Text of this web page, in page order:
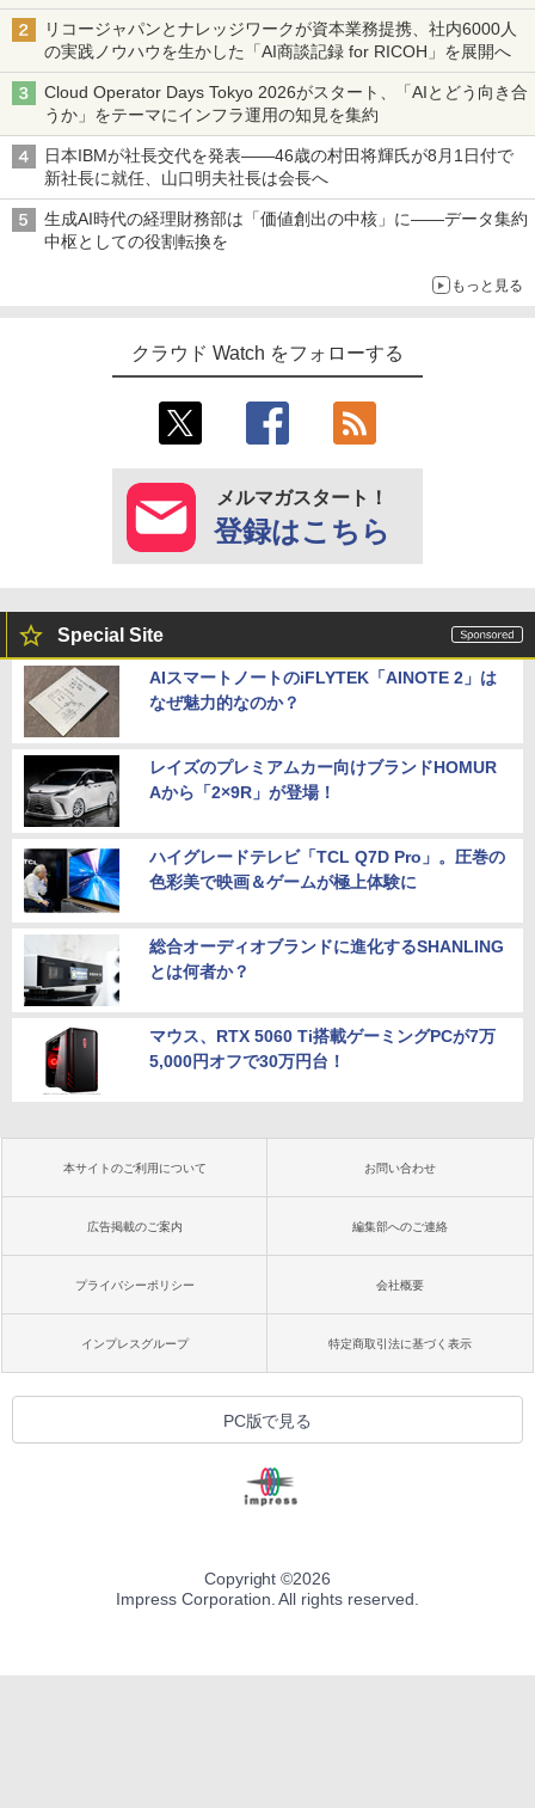
リコージャパンとナレッジワークが資本業務提携、社内6000人
の実践ノウハウを生かした「AI商談記録 for RICOH」を展開へ
Cloud Operator Days Tokyo 2026がスタート、「AIとどう向き合
うか」をテーマにインフラ運用の知見を集約
日本IBMが社長交代を発表――46歳の村田将輝氏が8月1日付で
新社長に就任、山口明夫社長は会長へ
生成AI時代の経理財務部は「価値創出の中核」に――データ集約
中枢としての役割転換を
もっと見る
クラウド Watch をフォローする
メルマガスタート！
登録はこちら
Special Site
AIスマートノートのiFLYTEK「AINOTE 2」は
なぜ魅力的なのか？
レイズのプレミアムカー向けブランドHOMUR
Aから「2×9R」が登場！
ハイグレードテレビ「TCL Q7D Pro」。圧巻の
色彩美で映画＆ゲームが極上体験に
総合オーディオブランドに進化するSHANLING
とは何者か？
マウス、RTX 5060 Ti搭載ゲーミングPCが7万
5,000円オフで30万円台！
本サイトのご利用について お問い合わせ
広告掲載のご案内 編集部へのご連絡
プライバシーポリシー 会社概要
インプレスグループ 特定商取引法に基づく表示
PC版で見る
Copyright ©2026
Impress Corporation. All rights reserved.